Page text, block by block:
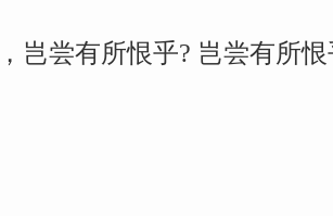
岂尝有所恨乎? 岂尝有所